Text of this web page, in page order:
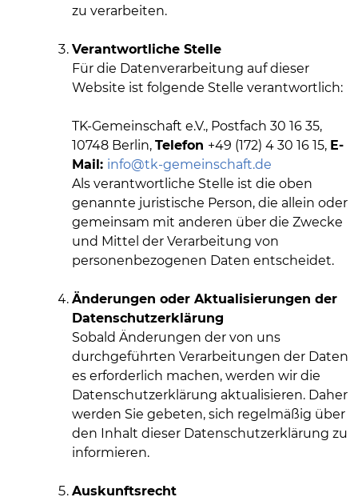
zu verarbeiten.
Verantwortliche Stelle
Für die Datenverarbeitung auf dieser
Website ist folgende Stelle verantwortlich:
TK-Gemeinschaft e.V., Postfach 30 16 35,
10748 Berlin, Telefon +49 (172) 4 30 16 15, E-
Mail: info@tk-gemeinschaft.de
Als verantwortliche Stelle ist die oben
genannte juristische Person, die allein oder
gemeinsam mit anderen über die Zwecke
und Mittel der Verarbeitung von
personenbezogenen Daten entscheidet.
Änderungen oder Aktualisierungen der
Datenschutzerklärung
Sobald Änderungen der von uns
durchgeführten Verarbeitungen der Daten
es erforderlich machen, werden wir die
Datenschutzerklärung aktualisieren. Daher
werden Sie gebeten, sich regelmäßig über
den Inhalt dieser Datenschutzerklärung zu
informieren.
Auskunftsrecht